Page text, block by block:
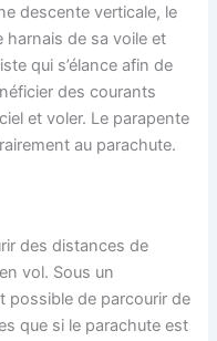
descente verticale, le
harnais de sa voile et
qui s’élance afin de
des courants
et voler. Le parapente
au parachute.
des distances de
vol. Sous un
possible de parcourir de
que si le parachute est